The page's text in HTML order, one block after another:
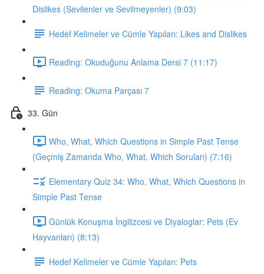
Dislikes (Sevilenler ve Sevilmeyenler) (9:03)
Hedef Kelimeler ve Cümle Yapıları: Likes and Dislikes
Reading: Okuduğunu Anlama Dersi 7 (11:17)
Reading: Okuma Parçası 7
33. Gün
Who, What, Which Questions in Simple Past Tense
(Geçmiş Zamanda Who, What, Which Soruları) (7:16)
Elementary Quiz 34: Who, What, Which Questions in
Simple Past Tense
Günlük Konuşma İngilizcesi ve Diyaloglar: Pets (Ev
Hayvanları) (8:13)
Hedef Kelimeler ve Cümle Yapıları: Pets